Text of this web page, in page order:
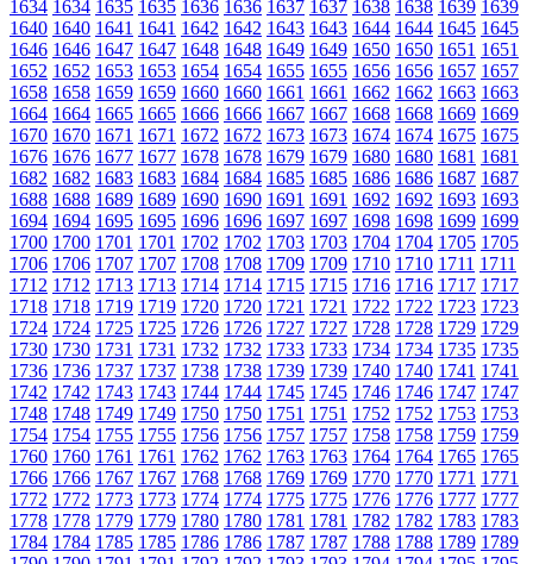
1634 1634 1635 1635 1636 1636 1637 1637 1638 1638 1639 1639
1640 1640 1641 1641 1642 1642 1643 1643 1644 1644 1645 1645
1646 1646 1647 1647 1648 1648 1649 1649 1650 1650 1651 1651
1652 1652 1653 1653 1654 1654 1655 1655 1656 1656 1657 1657
1658 1658 1659 1659 1660 1660 1661 1661 1662 1662 1663 1663
1664 1664 1665 1665 1666 1666 1667 1667 1668 1668 1669 1669
1670 1670 1671 1671 1672 1672 1673 1673 1674 1674 1675 1675
1676 1676 1677 1677 1678 1678 1679 1679 1680 1680 1681 1681
1682 1682 1683 1683 1684 1684 1685 1685 1686 1686 1687 1687
1688 1688 1689 1689 1690 1690 1691 1691 1692 1692 1693 1693
1694 1694 1695 1695 1696 1696 1697 1697 1698 1698 1699 1699
1700 1700 1701 1701 1702 1702 1703 1703 1704 1704 1705 1705
1706 1706 1707 1707 1708 1708 1709 1709 1710 1710 1711 1711
1712 1712 1713 1713 1714 1714 1715 1715 1716 1716 1717 1717
1718 1718 1719 1719 1720 1720 1721 1721 1722 1722 1723 1723
1724 1724 1725 1725 1726 1726 1727 1727 1728 1728 1729 1729
1730 1730 1731 1731 1732 1732 1733 1733 1734 1734 1735 1735
1736 1736 1737 1737 1738 1738 1739 1739 1740 1740 1741 1741
1742 1742 1743 1743 1744 1744 1745 1745 1746 1746 1747 1747
1748 1748 1749 1749 1750 1750 1751 1751 1752 1752 1753 1753
1754 1754 1755 1755 1756 1756 1757 1757 1758 1758 1759 1759
1760 1760 1761 1761 1762 1762 1763 1763 1764 1764 1765 1765
1766 1766 1767 1767 1768 1768 1769 1769 1770 1770 1771 1771
1772 1772 1773 1773 1774 1774 1775 1775 1776 1776 1777 1777
1778 1778 1779 1779 1780 1780 1781 1781 1782 1782 1783 1783
1784 1784 1785 1785 1786 1786 1787 1787 1788 1788 1789 1789